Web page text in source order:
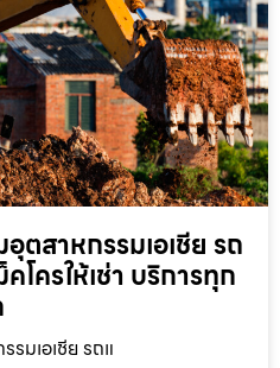
ตสาหกรรมเอเชีย รถ
โครให้เช่า บริการทุก
รมเอเชีย รถแ